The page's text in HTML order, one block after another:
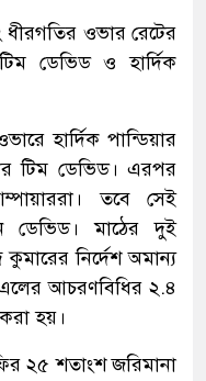
ধীরগতির ওভার রেটের
ডেভিড ও হার্দিক
হার্দিক পান্ডিয়ার
টিম ডেভিড। এরপর
তবে সেই
ডেভিড। মাঠের দুই
কুমারের নির্দেশ অমান্য
আচরণবিধির ২.৪
হয়।
২৫ শতাংশ জরিমানা